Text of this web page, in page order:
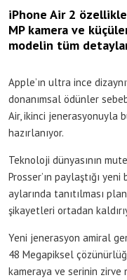
iPhone Air 2
MP kamera ve
modelin tüm
Apple’ın ultra ince
donanımsal ödünler
Air, ikinci jenerasyonuyla
hazırlanıyor.
Teknoloji dünyasının
Prosser’ın paylaştığı
aylarında tanıtılması
şikayetleri ortadan
Yeni jenerasyon amiral
48 Megapiksel
kameraya ve serinin zirve